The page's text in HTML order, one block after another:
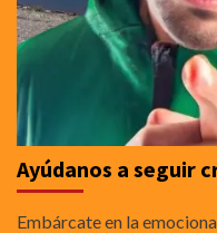
Ayúdanos a seguir
Embárcate en la